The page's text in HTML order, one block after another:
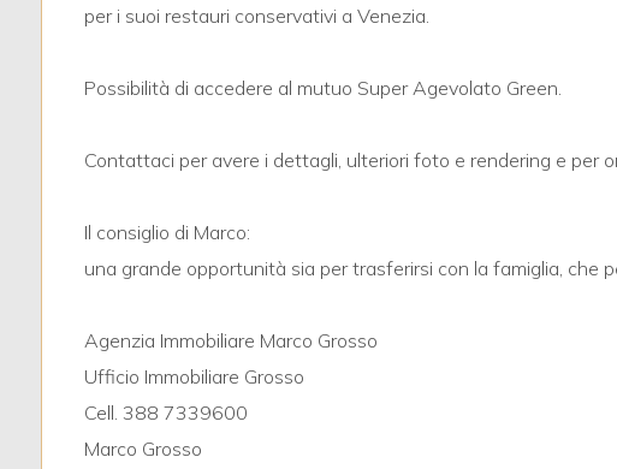
per i suoi restauri conservativi a Venezia.
Possibilità di accedere al mutuo Super Agevolato Green.
Contattaci per avere i dettagli, ulteriori foto e rendering e per
Il consiglio di Marco:
una grande opportunità sia per trasferirsi con la famiglia, che
Agenzia Immobiliare Marco Grosso
Ufficio Immobiliare Grosso
Cell. 388 7339600
Marco Grosso
minimi